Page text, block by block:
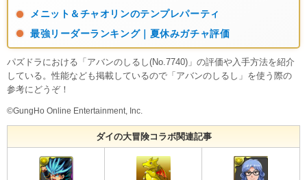
メニット＆チャオリンのテンプレパーティ
最強リーダーランキング｜夏休みガチャ評価
パズドラにおける「アバンのしるし(No.7740)」の評価や入手方法を紹介
している。性能なども掲載しているので「アバンのしるし」を使う際の
参考にどうぞ！
©GungHo Online Entertainment, Inc.
ダイの大冒険コラボ関連記事